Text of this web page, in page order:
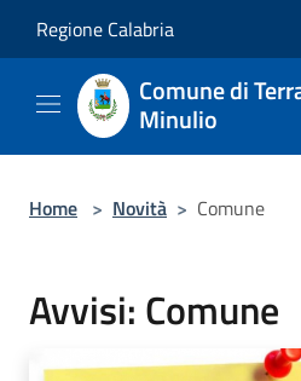
Regione Calabria
Comune di
Minulio
Home > Novità > Comune
Avvisi: Comune